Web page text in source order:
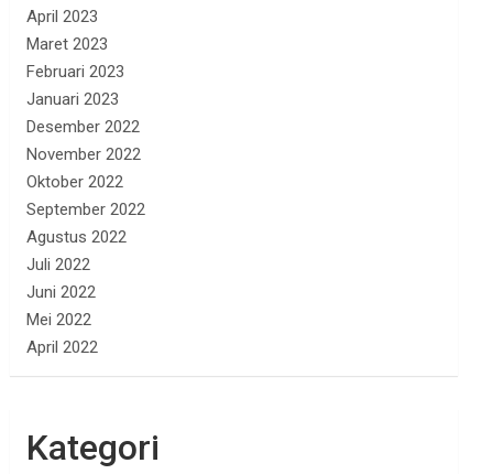
April 2023
Maret 2023
Februari 2023
Januari 2023
Desember 2022
November 2022
Oktober 2022
September 2022
Agustus 2022
Juli 2022
Juni 2022
Mei 2022
April 2022
Kategori